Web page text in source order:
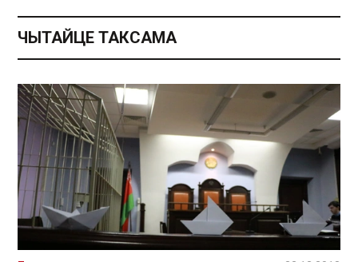
ЧЫТАЙЦЕ ТАКСАМА